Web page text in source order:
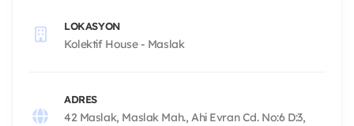
LOKASYON
Kolektif House - Maslak
ADRES
42 Maslak, Maslak Mah., Ahi Evran Cd. No:6 D:3,